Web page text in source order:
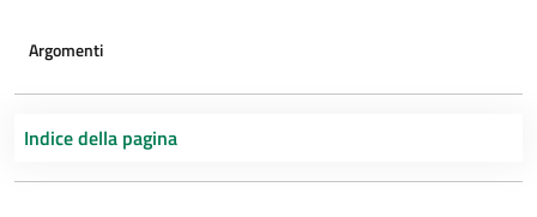
Argomenti
Indice della pagina